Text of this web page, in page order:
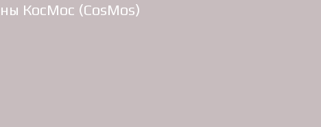
КосМос (CosMos)